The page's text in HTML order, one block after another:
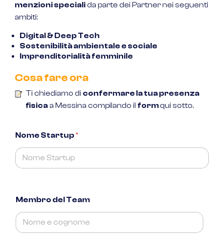
menzioni speciali da parte dei Partner nei seguenti
ambiti:
Digital & Deep Tech
Sostenibilità ambientale e sociale
Imprenditorialità femminile
Cosa fare ora
Ti chiediamo di confermare la tua presenza
fisica a Messina compilando il formqui sotto.
Nome Startup*
Membro del Team